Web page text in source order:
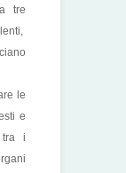
tre
le
e
tra i